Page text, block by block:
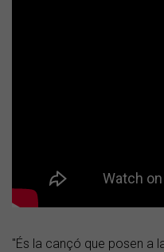
"És la cançó que posen a